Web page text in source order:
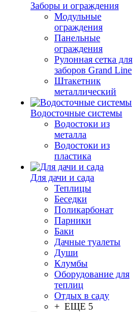
Заборы и ограждения
Модульные
ограждения
Панельные
ограждения
Рулонная сетка для
заборов Grand Line
Штакетник
металлический
Водосточные системы
Водостоки из
металла
Водостоки из
пластика
Для дачи и сада
Теплицы
Беседки
Поликарбонат
Парники
Баки
Дачные туалеты
Души
Клумбы
Оборудование для
теплиц
Отдых в саду
+ ЕЩЕ 5